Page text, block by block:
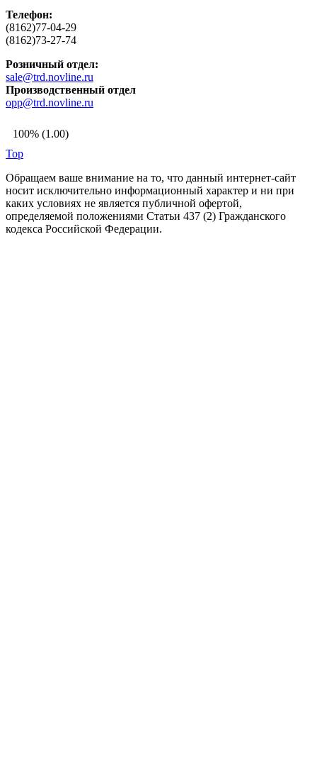
Телефон:
(8162)77-04-29
(8162)73-27-74
Розничный отдел:
sale@trd.novline.ru
Производственный отдел
opp@trd.novline.ru
100% (1.00)
Top
Обращаем ваше внимание на то, что данный интернет-сайт
носит исключительно информационный характер и ни при
каких условиях не является публичной офертой,
определяемой положениями Статьи 437 (2) Гражданского
кодекса Российской Федерации.